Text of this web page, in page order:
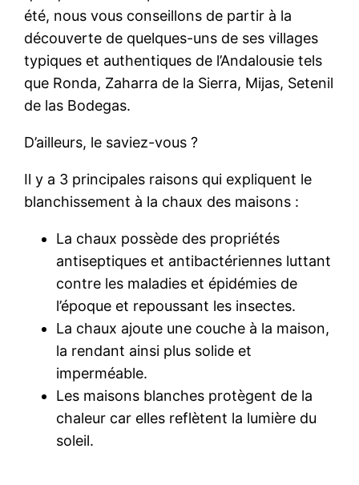
été, nous vous conseillons de partir à la
découverte de quelques-uns de ses villages
typiques et authentiques de l’Andalousie tels
que Ronda, Zaharra de la Sierra, Mijas, Setenil
de las Bodegas.
D’ailleurs, le saviez-vous ?
Il y a 3 principales raisons qui expliquent le
blanchissement à la chaux des maisons :
La chaux possède des propriétés
antiseptiques et antibactériennes luttant
contre les maladies et épidémies de
l’époque et repoussant les insectes.
La chaux ajoute une couche à la maison,
la rendant ainsi plus solide et
imperméable.
Les maisons blanches protègent de la
chaleur car elles reflètent la lumière du
soleil.